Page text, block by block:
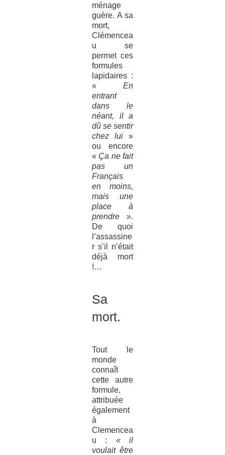
ménage
guère. A sa
mort,
Clémencea
u se
permet ces
formules
lapidaires :
«En
entrant
dans le
néant, il a
dû se sentir
chez lui»
ou encore
« Ça ne fait
pas un
Français
en moins,
mais une
place à
prendre».
De quoi
l’assassine
r s’il n’était
déjà mort
!…
Sa
mort.
Tout le
monde
connaît
cette autre
formule,
attribuée
également
à
Clemencea
u : « il
voulait être